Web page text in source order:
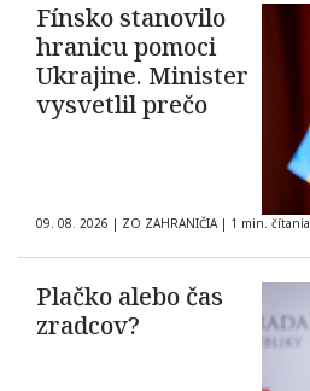
Fínsko stanovilo
hranicu pomoci
Ukrajine. Minister
vysvetlil prečo
09. 08. 2026 | ZO ZAHRANIČIA | 1 min. čítania
Plačko alebo čas
zradcov?